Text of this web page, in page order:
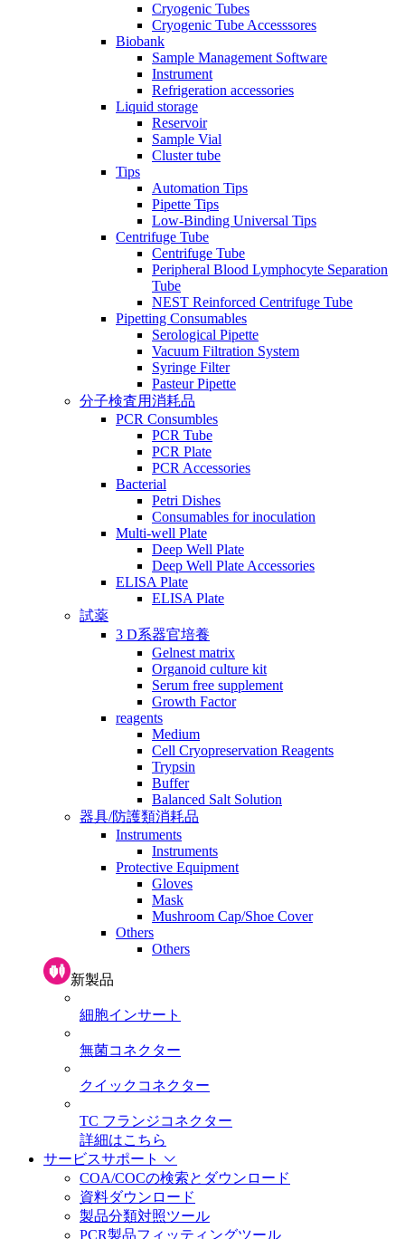
Cryogenic Tubes
Cryogenic Tube Accesssores
Biobank
Sample Management Software
Instrument
Refrigeration accessories
Liquid storage
Reservoir
Sample Vial
Cluster tube
Tips
Automation Tips
Pipette Tips
Low-Binding Universal Tips
Centrifuge Tube
Centrifuge Tube
Peripheral Blood Lymphocyte Separation
Tube
NEST Reinforced Centrifuge Tube
Pipetting Consumables
Serological Pipette
Vacuum Filtration System
Syringe Filter
Pasteur Pipette
分子検査用消耗品
PCR Consumbles
PCR Tube
PCR Plate
PCR Accessories
Bacterial
Petri Dishes
Consumables for inoculation
Multi-well Plate
Deep Well Plate
Deep Well Plate Accessories
ELISA Plate
ELISA Plate
試薬
3 D系器官培養
Gelnest matrix
Organoid culture kit
Serum free supplement
Growth Factor
reagents
Medium
Cell Cryopreservation Reagents
Trypsin
Buffer
Balanced Salt Solution
器具/防護類消耗品
Instruments
Instruments
Protective Equipment
Gloves
Mask
Mushroom Cap/Shoe Cover
Others
Others
新製品
細胞インサート
無菌コネクター
クイックコネクター
TC フランジコネクター
詳細はこちら
サービスサポート
COA/COCの検索とダウンロード
資料ダウンロード
製品分類対照ツール
PCR製品フィッティングツール